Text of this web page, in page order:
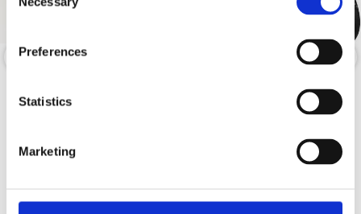
Selection
Preferences
Statistics
Marketing
3495 kr 2390 kr /paket